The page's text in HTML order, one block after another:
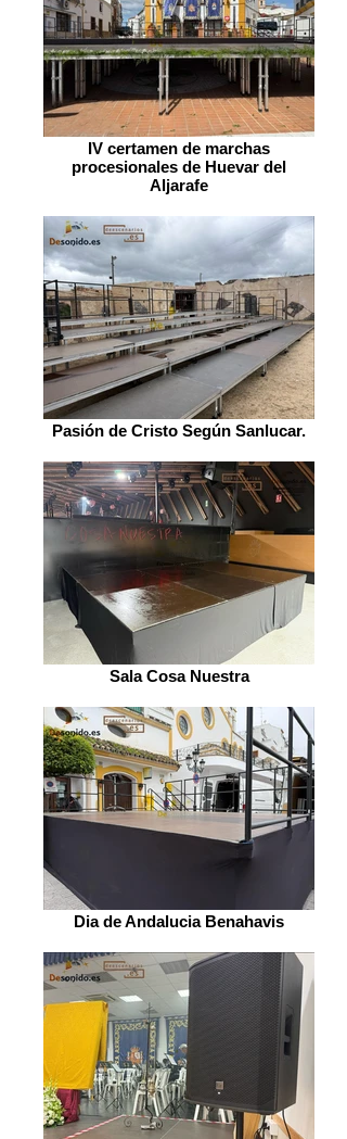
IV certamen de marchas
procesionales de Huevar del
Aljarafe
Pasión de Cristo Según Sanlucar.
Sala Cosa Nuestra
Dia de Andalucia Benahavis